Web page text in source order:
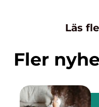
Läs
Fler